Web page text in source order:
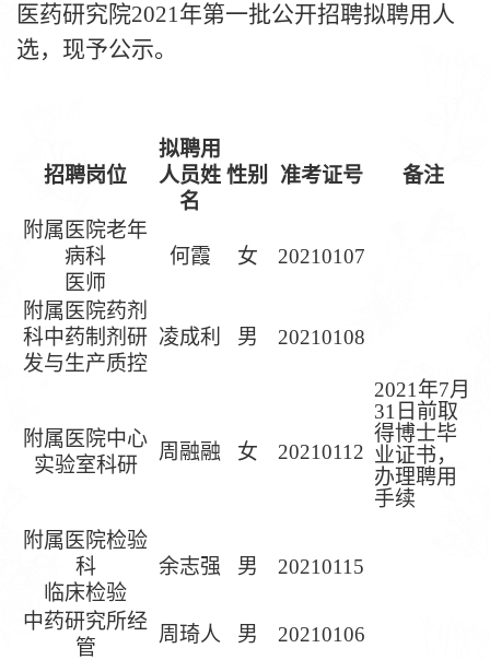
医药研究院2021年第一批公开招聘拟聘用人
选，现予公示。
招聘岗位
拟聘用
人员姓
名
性别 准考证号 备注
附属医院老年
病科
医师
何霞 女 20210107
附属医院药剂
科中药制剂研
发与生产质控
凌成利 男 20210108
附属医院中心
实验室科研
周融融 女 20210112
2021年7月
31日前取
得博士毕
业证书，
办理聘用
手续
附属医院检验
科
临床检验
余志强 男 20210115
中药研究所经
管
周琦人 男
20210106